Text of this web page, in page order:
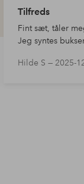
Tilfreds
Fint sæt, tåler
Jeg syntes
havde bestilt
Hilde S — 2025-